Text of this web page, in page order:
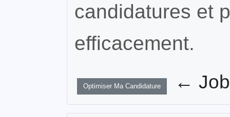
candidatures et
efficacement.
Optimiser Ma Candidature ←